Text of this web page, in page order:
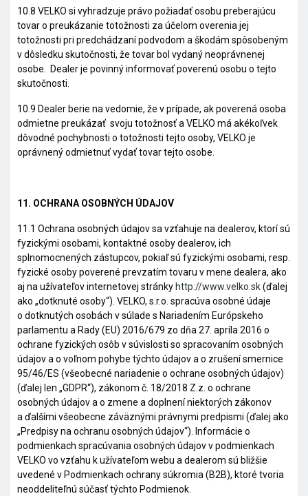
10.8 VELKO si vyhradzuje právo požiadať osobu preberajúcu
tovar o preukázanie totožnosti za účelom overenia jej
totožnosti pri predchádzaní podvodom a škodám spôsobeným
v dôsledku skutočnosti, že tovar bol vydaný neoprávnenej
osobe. Dealer je povinný informovať poverenú osobu o tejto
skutočnosti.
10.9 Dealer berie na vedomie, že v prípade, ak poverená osoba
odmietne preukázať svoju totožnosť a VELKO má akékoľvek
dôvodné pochybnosti o totožnosti tejto osoby, VELKO je
oprávnený odmietnuť vydať tovar tejto osobe.
11. OCHRANA OSOBNÝCH ÚDAJOV
11.1 Ochrana osobných údajov sa vzťahuje na dealerov, ktorí sú
fyzickými osobami, kontaktné osoby dealerov, ich
splnomocnených zástupcov, pokiaľ sú fyzickými osobami, resp.
fyzické osoby poverené prevzatím tovaru v mene dealera, ako
aj na užívateľov internetovej stránky http://www.velko.sk(ďalej
ako „dotknuté osoby“). VELKO, s.r.o. spracúva osobné údaje
o dotknutých osobách v súlade s Nariadením Európskeho
parlamentu a Rady (EU) 2016/679 zo dňa 27. apríla 2016 o
ochrane fyzických osôb v súvislosti so spracovaním osobných
údajov a o voľnom pohybe týchto údajov a o zrušení smernice
95/46/ES (všeobecné nariadenie o ochrane osobných údajov)
(ďalej len „GDPR“), zákonom č. 18/2018 Z.z. o ochrane
osobných údajov a o zmene a doplnení niektorých zákonov
a ďalšími všeobecne záväznými právnymi predpismi (ďalej ako
„Predpisy na ochranu osobných údajov“). Informácie o
podmienkach spracúvania osobných údajov v podmienkach
VELKO vo vzťahu k užívateľom webu a dealerom sú bližšie
uvedené v Podmienkach ochrany súkromia (B2B), ktoré tvoria
neoddeliteľnú súčasť týchto Podmienok.